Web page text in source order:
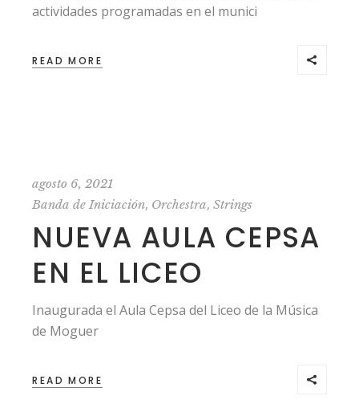
actividades programadas en el munici
READ MORE
agosto 6, 2021
Banda de Iniciación, Orchestra,Strings
NUEVA AULA CEPSA
EN EL LICEO
Inaugurada el Aula Cepsa del Liceo de la Música
de Moguer
READ MORE